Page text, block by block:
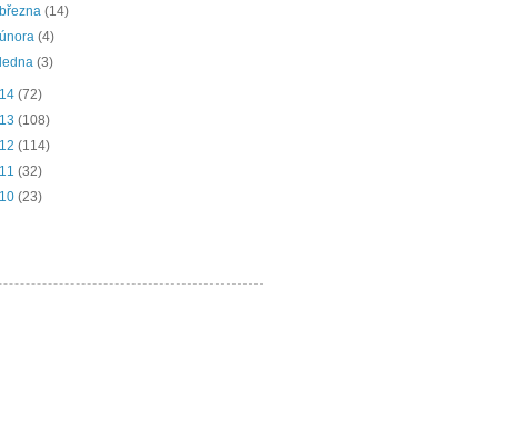
března(14)
února(4)
ledna(3)
(72)
(108)
(114)
(32)
(23)